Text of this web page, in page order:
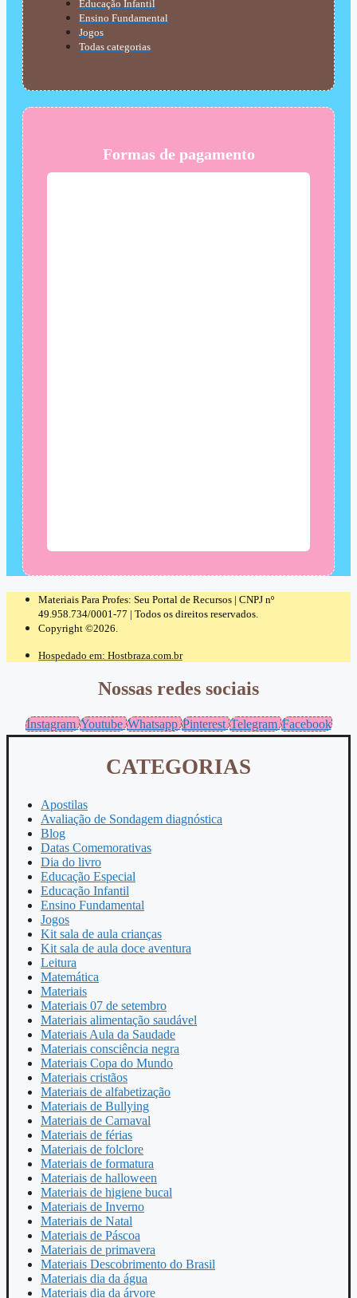
Educação Infantil
Ensino Fundamental
Jogos
Todas categorias
Formas de pagamento
Materiais Para Profes: Seu Portal de Recursos | CNPJ nº
49.958.734/0001-77 | Todos os direitos reservados.
Copyright ©2026.
Hospedado em: Hostbraza.com.br
Nossas redes sociais
Instagram Youtube Whatsapp Pinterest Telegram Facebook
CATEGORIAS
Apostilas
Avaliação de Sondagem diagnóstica
Blog
Datas Comemorativas
Dia do livro
Educação Especial
Educação Infantil
Ensino Fundamental
Jogos
Kit sala de aula crianças
Kit sala de aula doce aventura
Leitura
Matemática
Materiais
Materiais 07 de setembro
Materiais alimentação saudável
Materiais Aula da Saudade
Materiais consciência negra
Materiais Copa do Mundo
Materiais cristãos
Materiais de alfabetização
Materiais de Bullying
Materiais de Carnaval
Materiais de férias
Materiais de folclore
Materiais de formatura
Materiais de halloween
Materiais de higiene bucal
Materiais de Inverno
Materiais de Natal
Materiais de Páscoa
Materiais de primavera
Materiais Descobrimento do Brasil
Materiais dia da água
Materiais dia da árvore